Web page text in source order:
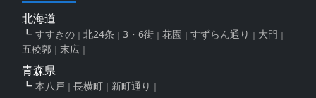
北海道
すすきの 北24条 3・6街 花園 すずらん通り
大門
五稜郭
末広
青森県
本八戸 長横町 新町通り